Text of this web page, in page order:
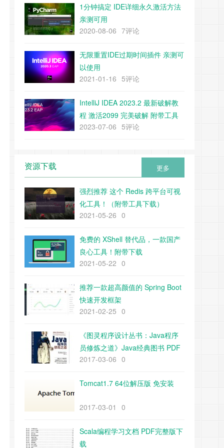
1分钟搞定 IDE详细永久激活方法
亲测可用
2020-08-06 7评论
无限重置IDE过期时间插件 亲测可
以使用
2021-01-16 5评论
IntelliJ IDEA 2023.2 最新破解教
程 激活2099 完美破解 附带工具
下载
2023-07-06 5评论
更多
资源下载
强烈推荐 这个 Redis 跨平台可视
化工具！（附带工具下载）
2021-05-26 0
免费的 XShell 替代品，一款国产
良心工具！附带下载
2021-05-22 0
推荐一款超高颜值的 Spring Boot
快速开发框架
2021-02-25 0
《图灵程序设计丛书：Java程序
员修炼之道》Java经典图书 PDF
下载
2017-03-06 0
Tomcat1.7 64位解压版 免安装
2017-03-01 0
Scala编程学习文档 PDF完整版下
载